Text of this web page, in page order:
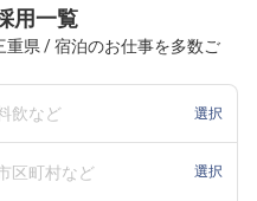
明会
いて
用一覧
重県 / 宿泊のお仕事を多数ご
飲など 選択
区町村など 選択